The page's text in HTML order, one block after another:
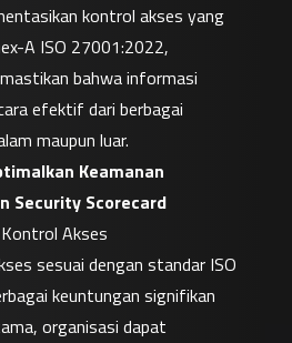
kontrol akses yang
A ISO 27001:2022,
bahwa informasi
efektif dari berbagai
maupun luar.
Keamanan
Security Scorecard
Akses
sesuai dengan standar ISO
keuntungan signifikan
organisasi dapat